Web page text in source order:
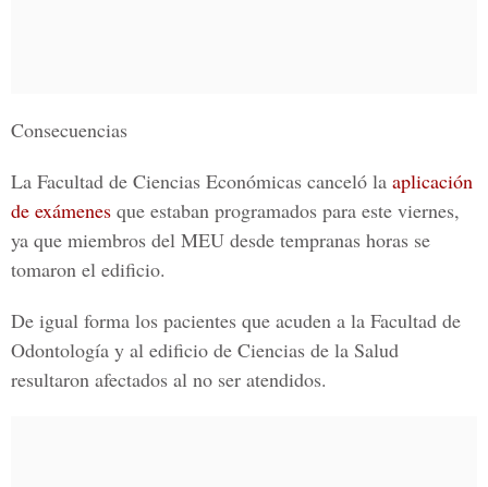
Consecuencias
La Facultad de Ciencias Económicas canceló la aplicación
de exámenes que estaban programados para este viernes,
ya que miembros del MEU desde tempranas horas se
tomaron el edificio.
De igual forma los pacientes que acuden a la Facultad de
Odontología y al edificio de Ciencias de la Salud
resultaron afectados al no ser atendidos.